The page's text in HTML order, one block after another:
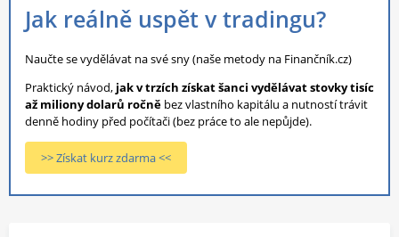
Jak reálně uspět v tradingu?
Naučte se vydělávat na své sny (naše metody na Finančník.cz)
Praktický návod, jak v trzích získat šanci vydělávat stovky tisíc
až miliony dolarů ročně bez vlastního kapitálu a nutností trávit
denně hodiny před počítači (bez práce to ale nepůjde).
>> Získat kurz zdarma <<